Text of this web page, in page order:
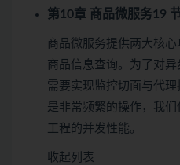
第10章 商品微服务19
商品微服务提供两大核
商品信息查询。为了对异
需要实现监控切面与代
是非常频繁的操作，我
工程的并发性能。
收起列表